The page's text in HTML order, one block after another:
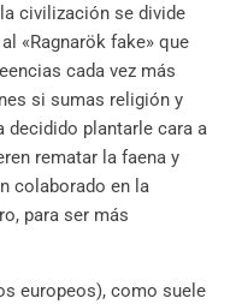
civilización se divide
«Ragnarök fake» que
cada vez más
si sumas religión y
decidido plantarle cara a
rematar la faena y
colaborado en la
para ser más
europeos), como suele